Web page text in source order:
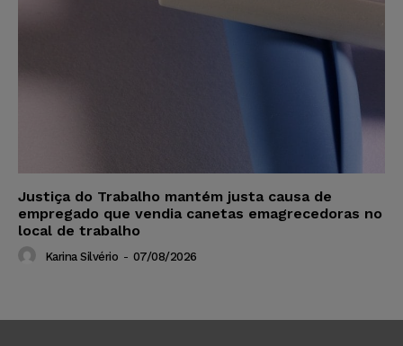
Justiça do Trabalho mantém justa causa de
empregado que vendia canetas emagrecedoras no
local de trabalho
Karina Silvério - 07/08/2026